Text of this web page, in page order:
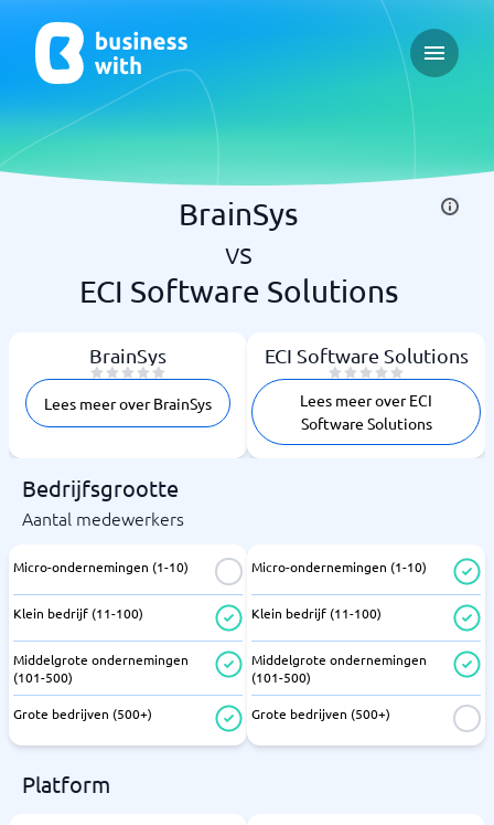
Open
BrainSys
vs
ECI Software Solutions
BrainSys
Lees meer over BrainSys
ECI Software Solutions
Lees meer over ECI
Software Solutions
Bedrijfsgrootte
Aantal medewerkers
Micro-ondernemingen (1-10)
Klein bedrijf (11-100)
Middelgrote ondernemingen
(101-500)
Grote bedrijven (500+)
Micro-ondernemingen (1-10)
Klein bedrijf (11-100)
Middelgrote ondernemingen
(101-500)
Grote bedrijven (500+)
Platform